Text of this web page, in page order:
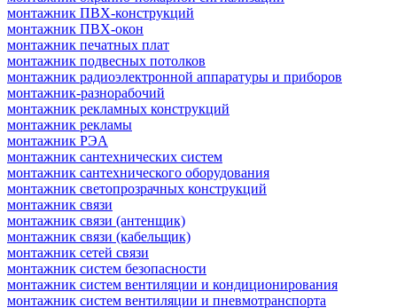
монтажник ПВХ-конструкций
монтажник ПВХ-окон
монтажник печатных плат
монтажник подвесных потолков
монтажник радиоэлектронной аппаратуры и приборов
монтажник-разнорабочий
монтажник рекламных конструкций
монтажник рекламы
монтажник РЭА
монтажник сантехнических систем
монтажник сантехнического оборудования
монтажник светопрозрачных конструкций
монтажник связи
монтажник связи (антенщик)
монтажник связи (кабельщик)
монтажник сетей связи
монтажник систем безопасности
монтажник систем вентиляции и кондиционирования
монтажник систем вентиляции и пневмотранспорта